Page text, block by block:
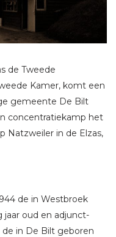
de Tweede
Kamer, komt een
gemeente De Bilt
concentratiekamp het
Natzweiler in de Elzas,
de in Westbroek
jaar oud en adjunct-
in De Bilt geboren